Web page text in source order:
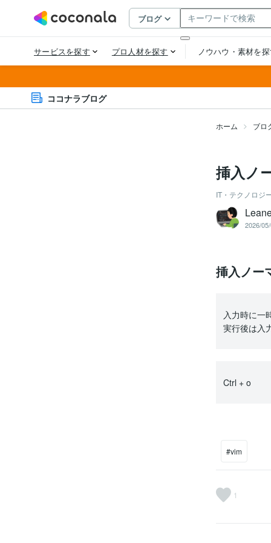
ココナラブログ
ホーム ブロ
挿入ノ
IT・テクノロジ
2026/
挿入ノー
入力時に一
実行後は入
Ctrl + o
#vim
1